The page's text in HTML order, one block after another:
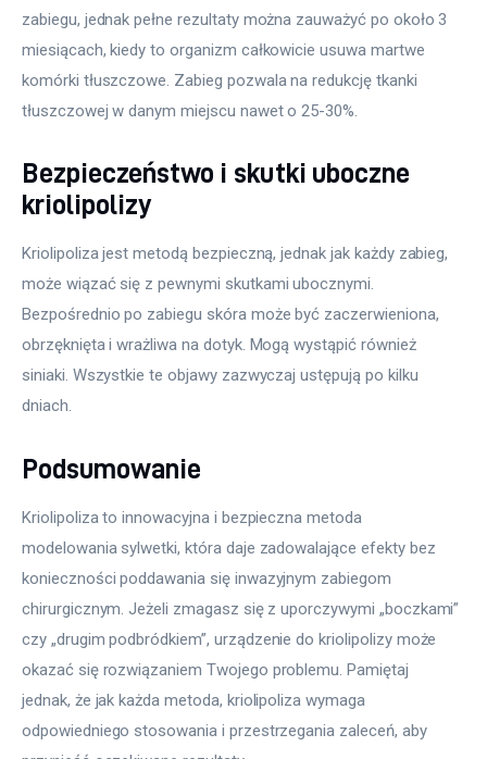
zabiegu, jednak pełne rezultaty można zauważyć po około 3
miesiącach, kiedy to organizm całkowicie usuwa martwe
komórki tłuszczowe. Zabieg pozwala na redukcję tkanki
tłuszczowej w danym miejscu nawet o 25-30%.
Bezpieczeństwo i skutki uboczne
kriolipolizy
Kriolipoliza jest metodą bezpieczną, jednak jak każdy zabieg,
może wiązać się z pewnymi skutkami ubocznymi.
Bezpośrednio po zabiegu skóra może być zaczerwieniona,
obrzęknięta i wrażliwa na dotyk. Mogą wystąpić również
siniaki. Wszystkie te objawy zazwyczaj ustępują po kilku
dniach.
Podsumowanie
Kriolipoliza to innowacyjna i bezpieczna metoda
modelowania sylwetki, która daje zadowalające efekty bez
konieczności poddawania się inwazyjnym zabiegom
chirurgicznym. Jeżeli zmagasz się z uporczywymi „boczkami”
czy „drugim podbródkiem”, urządzenie do kriolipolizy może
okazać się rozwiązaniem Twojego problemu. Pamiętaj
jednak, że jak każda metoda, kriolipoliza wymaga
odpowiedniego stosowania i przestrzegania zaleceń, aby